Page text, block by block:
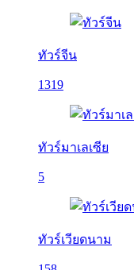
ทัวร์จีน
1319
ทัวร์มาเลเซีย
5
ทัวร์เวียดนาม